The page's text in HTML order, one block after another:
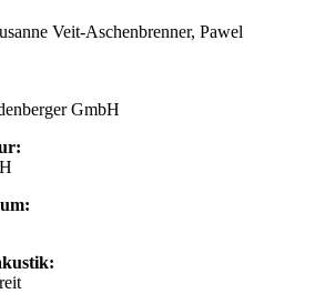
Veit-Aschenbrenner, Pawel
GmbH